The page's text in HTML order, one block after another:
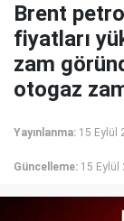
Brent
fiyatları
zam
otogaz
Yayınlanma: 15 Eylül
Güncelleme: 15 Eylül